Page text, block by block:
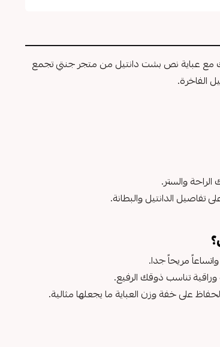
مع عباية نص بشت دانتيل من متجر جنتي تجمع
الفاخرة.
والستر.
الدانتيل والبطانة.
مريحاً جدا.
تناسب ذوقك الرفيع.
على خفة وزن العباية ما يجعلها مثالية.